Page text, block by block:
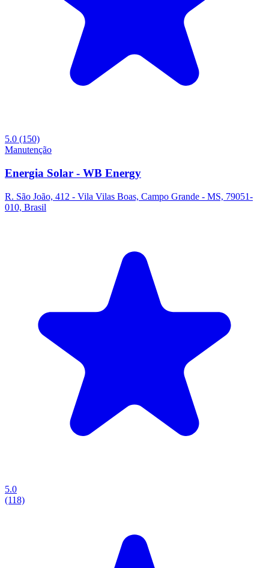
5.0 (150)
Manutenção
Energia Solar - WB Energy
R. São João, 412 - Vila Vilas Boas, Campo Grande - MS, 79051-
010, Brasil
5.0
(118)